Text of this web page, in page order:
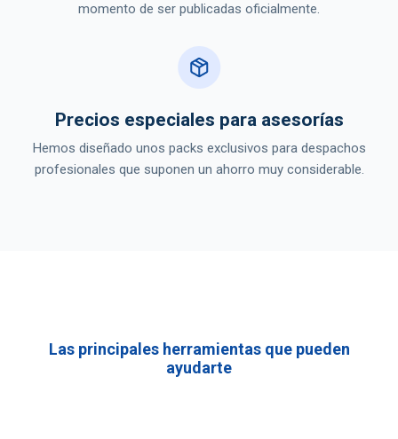
momento de ser publicadas oficialmente.
Precios especiales para asesorías
Hemos diseñado unos packs exclusivos para despachos
profesionales que suponen un ahorro muy considerable.
Las principales herramientas que pueden
ayudarte